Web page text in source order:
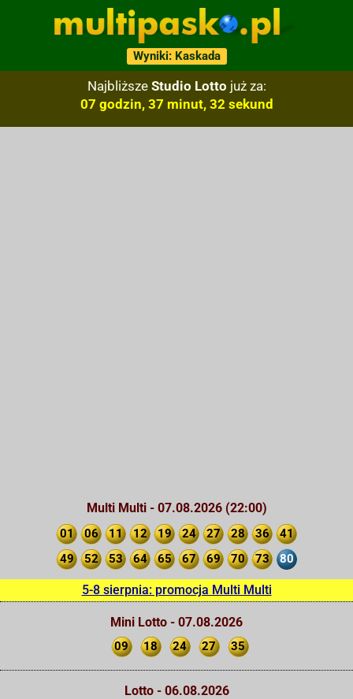
Wyniki: Kaskada
Najbliższe Studio Lotto już za:
07 godzin, 37 minut, 31 sekund
Multi Multi - 07.08.2026 (22:00)
01 06 11 12 19 24 27 28 36
41
49
52 53 64 65 67 69 70 73 80
5-8 sierpnia: promocja Multi Multi
Mini Lotto - 07.08.2026
09 18 24 27 35
Lotto - 06.08.2026